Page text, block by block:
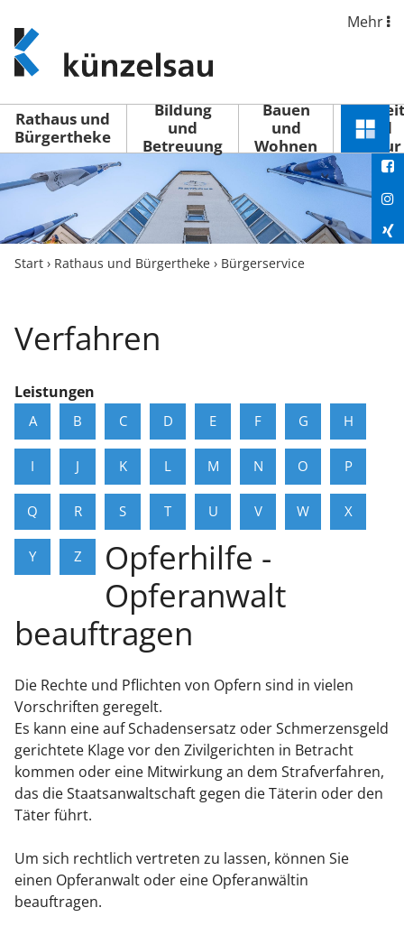
www.kuenzelsau.de
(zur
Startseite)
Mehr
Rathaus und
Bürgertheke
Bildung
und
Betreuung
Bauen
und
Wohnen
Freizeit
und
Kultur
Menü
Start › Rathaus und Bürgertheke › Bürgerservice
Verfahren
Leistungen
A B C D E F G H
I J K L M N O P
Q R S T U V W X
Y Z
Opferhilfe -
Opferanwalt
beauftragen
Die Rechte und Pflichten von Opfern sind in vielen
Vorschriften geregelt.
Es kann eine auf Schadensersatz oder Schmerzensgeld
gerichtete Klage vor den Zivilgerichten in Betracht
kommen oder eine Mitwirkung an dem Strafverfahren,
das die Staatsanwaltschaft gegen die Täterin oder den
Täter führt.
Um sich rechtlich vertreten zu lassen, können Sie
einen Opferanwalt oder eine Opferanwältin
beauftragen.